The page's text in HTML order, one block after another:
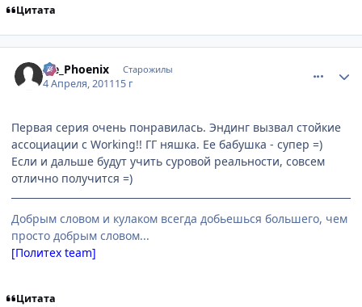
Цитата
Ice_Phoenix Старожилы
4 Апреля, 201115 г
Первая серия очень понравилась. Эндинг вызвал стойкие
ассоциации с Working!! ГГ няшка. Ее бабушка - супер =)
Если и дальше будут учить суровой реальности, совсем
отлично получится =)
Добрым словом и кулаком всегда добьешься большего, чем
просто добрым словом...
[Политех team]
Цитата